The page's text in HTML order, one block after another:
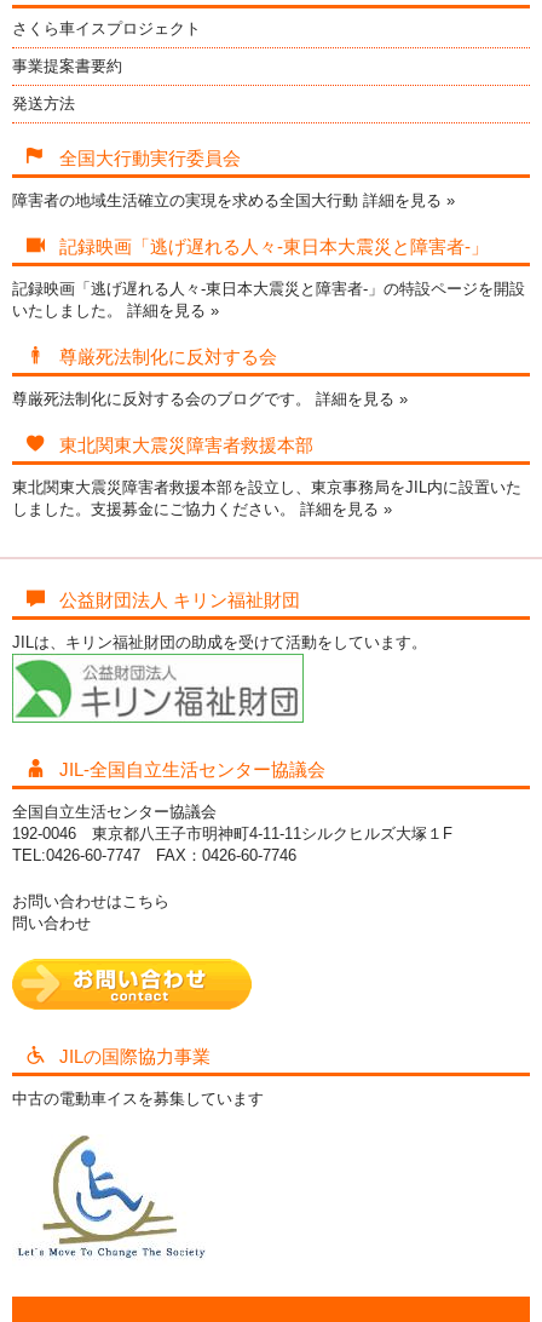
さくら車イスプロジェクト
事業提案書要約
発送方法
全国大行動実行委員会
障害者の地域生活確立の実現を求める全国大行動 詳細を見る »
記録映画「逃げ遅れる人々-東日本大震災と障害者-」
記録映画「逃げ遅れる人々-東日本大震災と障害者-」の特設ページを開設
いたしました。 詳細を見る »
尊厳死法制化に反対する会
尊厳死法制化に反対する会のブログです。 詳細を見る »
東北関東大震災障害者救援本部
東北関東大震災障害者救援本部を設立し、東京事務局をJIL内に設置いた
しました。支援募金にご協力ください。 詳細を見る »
公益財団法人 キリン福祉財団
JILは、キリン福祉財団の助成を受けて活動をしています。
JIL-全国自立生活センター協議会
全国自立生活センター協議会
192-0046 東京都八王子市明神町4-11-11シルクヒルズ大塚１F
TEL:0426-60-7747 FAX：0426-60-7746
お問い合わせはこちら
問い合わせ
JILの国際協力事業
中古の電動車イスを募集しています